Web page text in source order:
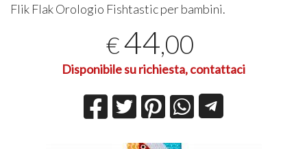
Flik Flak Orologio Fishtastic per bambini.
€44,00
Disponibile su richiesta, contattaci